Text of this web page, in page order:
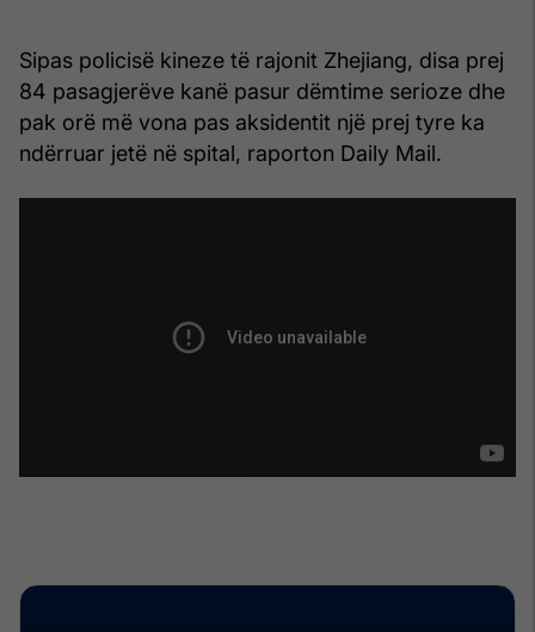
Sipas policisë kineze të rajonit Zhejiang, disa prej
84 pasagjerëve kanë pasur dëmtime serioze dhe
pak orë më vona pas aksidentit një prej tyre ka
ndërruar jetë në spital, raporton Daily Mail.